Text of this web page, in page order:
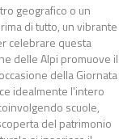
geografico o un
di tutto, un vibrante
celebrare questa
delle Alpi promuove il
della Giornata
idealmente l'intero
scuole,
del patrimonio